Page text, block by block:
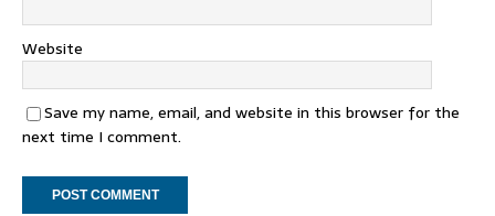
Website
Save my name, email, and website in this browser for the
next time I comment.